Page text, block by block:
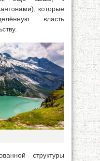
которые
власть
структуры